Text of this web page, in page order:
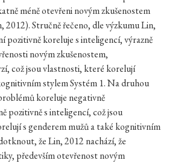
méně otevřeni novým zkušenostem
2012). Stručně řečeno, dle výzkumu Lin,
pozitivně koreluje s inteligencí, výrazně
novým zkušenostem,
což jsou vlastnosti, které korelují
stylem Systém 1. Na druhou
koreluje negativně
pozitivně s inteligencí, což jsou
s genderem mužů a také kognitivním
že Lin, 2012 nachází, že
především otevřenost novým